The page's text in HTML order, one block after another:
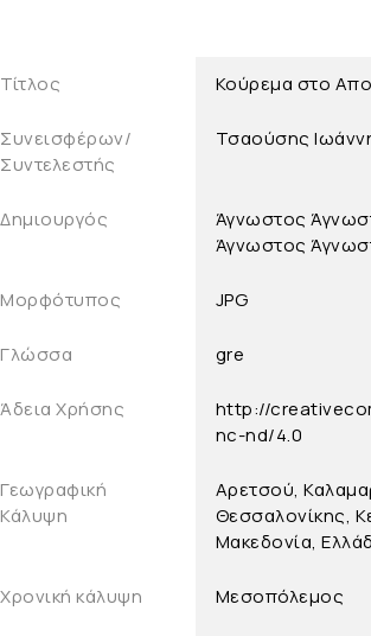
Τίτλος Κούρεμα στο
Συνεισφέρων/
Συντελεστής
Τσαούσης
Δημιουργός Άγνωστος
Άγνωστος
Μορφότυπος JPG
Γλώσσα gre
Άδεια Χρήσης
http://
nc-nd/4.0
Γεωγραφική
Κάλυψη
Αρετσού,
Θεσσαλονίκης,
Μακεδονία,
Χρονική κάλυψη Μεσοπόλεμος